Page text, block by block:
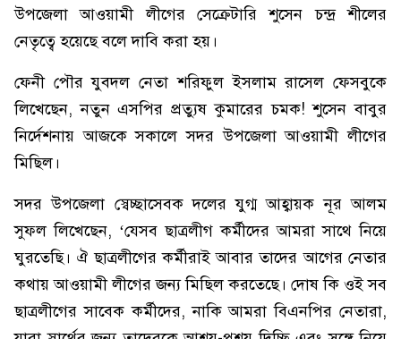
উপজেলা আওয়ামী লীগের সেক্রেটারি শুসেন চন্দ্র শীলের
নেতৃত্বে হয়েছে বলে দাবি করা হয়।
ফেনী পৌর যুবদল নেতা শরিফুল ইসলাম রাসেল ফেসবুকে
লিখেছেন, নতুন এসপির প্রত্যুষ কুমারের চমক! শুসেন বাবুর
নির্দেশনায় আজকে সকালে সদর উপজেলা আওয়ামী লীগের
মিছিল।
সদর উপজেলা স্বেচ্ছাসেবক দলের যুগ্ম আহ্বায়ক নূর আলম
সুফল লিখেছেন, ‘যেসব ছাত্রলীগ কর্মীদের আমরা সাথে নিয়ে
ঘুরতেছি। ঐ ছাত্রলীগের কর্মীরাই আবার তাদের আগের নেতার
কথায় আওয়ামী লীগের জন্য মিছিল করতেছে। দোষ কি ওই সব
ছাত্রলীগের সাবেক কর্মীদের, নাকি আমরা বিএনপির নেতারা,